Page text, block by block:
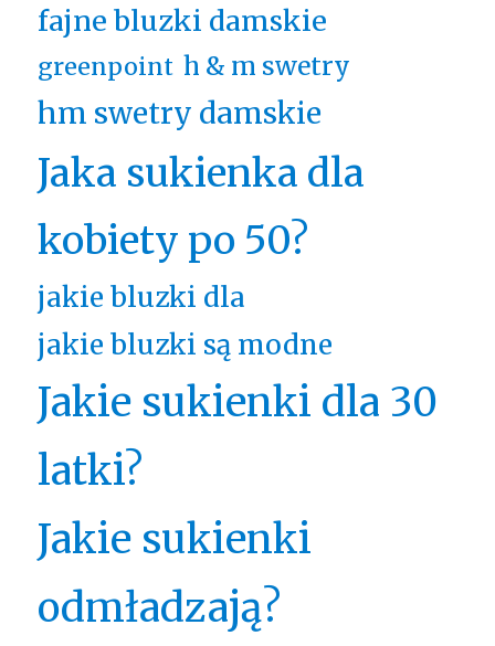
fajne bluzki damskie
greenpoint h & m swetry
hm swetry damskie
Jaka sukienka dla
kobiety po 50?
jakie bluzki dla
jakie bluzki są modne
Jakie sukienki dla 30
latki?
Jakie sukienki
odmładzają?